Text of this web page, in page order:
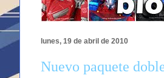
lunes, 19 de abril de 2010
Nuevo paquete